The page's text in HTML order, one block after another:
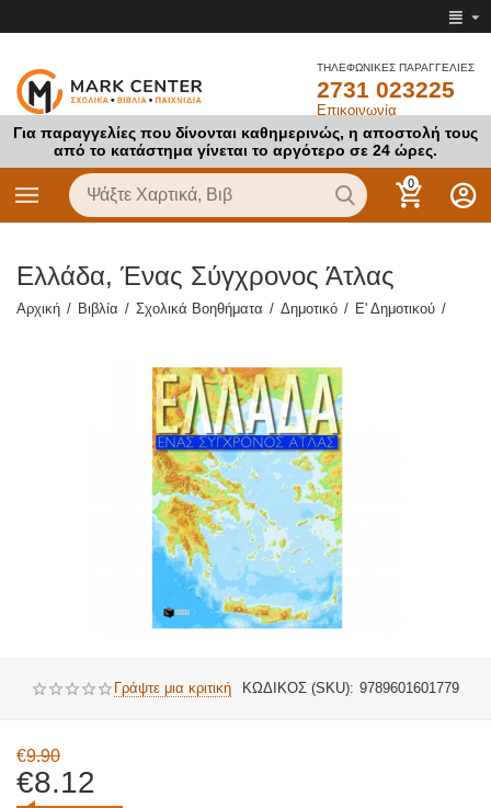
ΤΗΛΕΦΩΝΙΚΕΣ ΠΑΡΑΓΓΕΛΙΕΣ
2731 023225
Επικοινωνία
Για παραγγελίες που δίνονται καθημερινώς, η αποστολή τους
από το κατάστημα γίνεται το αργότερο σε 24 ώρες.
0
Ελλάδα, Ένας Σύγχρονος Άτλας
Αρχική / Βιβλία / Σχολικά Βοηθήματα / Δημοτικό / Ε' Δημοτικού /
Γράψτε μια κριτική ΚΩΔΙΚΟΣ (SKU): 9789601601779
€9.90
€8.12